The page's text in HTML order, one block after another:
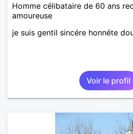
Homme célibataire de 60 ans
amoureuse
je suis gentil sincére honnéte
Voir le profil